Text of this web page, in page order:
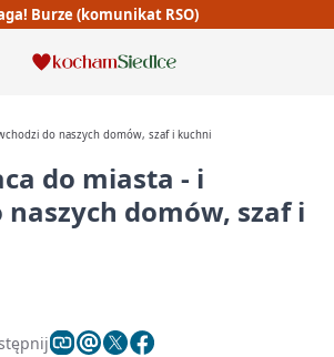
Burze (komunikat RSO)
do naszych domów, szaf i kuchni
do miasta - i
domów, szaf i